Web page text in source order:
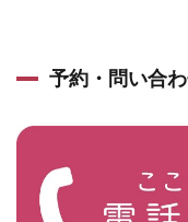
予約・問い合